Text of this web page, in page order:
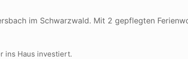
im Schwarzwald. Mit 2 gepflegten
ins Haus investiert.